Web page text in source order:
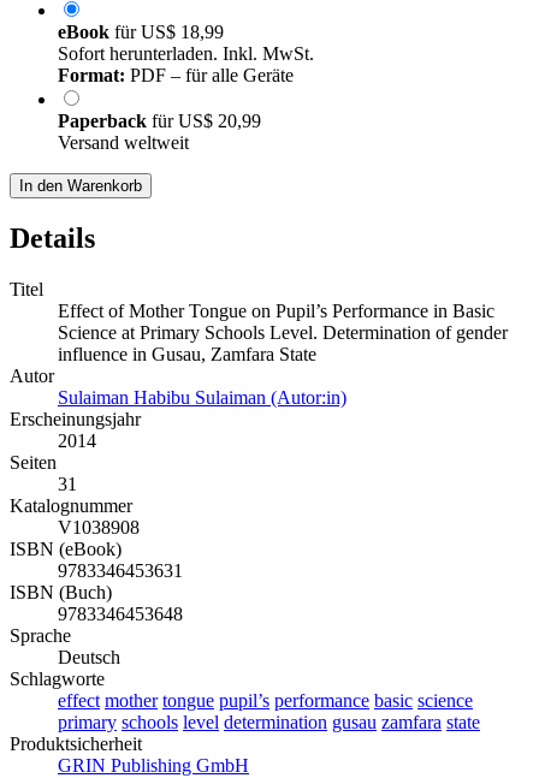
eBook fürUS$ 18,99
Sofort herunterladen. Inkl. MwSt.
Format: PDF – für alle Geräte
Paperback fürUS$ 20,99
Versand weltweit
In den Warenkorb
Details
Titel
Effect of Mother Tongue on Pupil’s Performance in Basic
Science at Primary Schools Level. Determination of gender
influence in Gusau, Zamfara State
Autor
Sulaiman Habibu Sulaiman (Autor:in)
Erscheinungsjahr
2014
Seiten
31
Katalognummer
V1038908
ISBN (eBook)
9783346453631
ISBN (Buch)
9783346453648
Sprache
Deutsch
Schlagworte
effect mother tongue pupil’s performance basic science
primary schools level determination gusau zamfara state
Produktsicherheit
GRIN Publishing GmbH